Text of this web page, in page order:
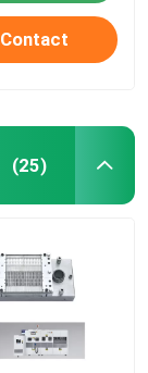
Contact
(25)